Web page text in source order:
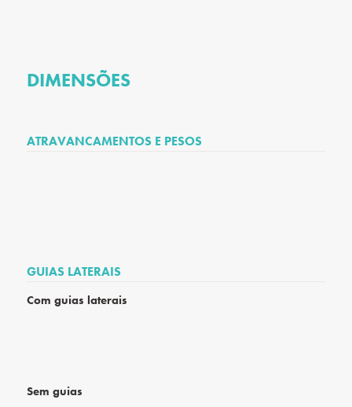
DIMENSÕES
ATRAVANCAMENTOS E PESOS
GUIAS LATERAIS
Com guias laterais
Sem guias